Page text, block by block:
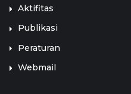
Aktifitas
Publikasi
Peraturan
Webmail